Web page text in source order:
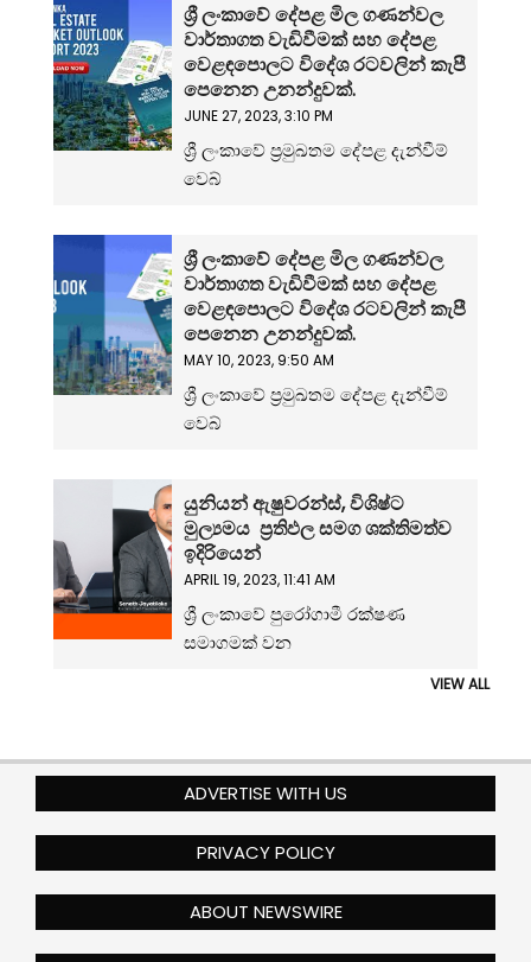
ශ්‍රී ලංකාවේ දේපළ මිල ගණන්වල
වාර්තාගත වැඩිවීමක් සහ දේපළ
වෙළඳපොලට විදේශ රටවලින් කැපී
පෙනෙන උනන්දුවක්.
JUNE 27, 2023, 3:10 PM
ශ්‍රී ලංකාවේ ප්‍රමුඛතම දේපළ දැන්වීම්
වෙබ්
ශ්‍රී ලංකාවේ දේපළ මිල ගණන්වල
වාර්තාගත වැඩිවීමක් සහ දේපළ
වෙළඳපොලට විදේශ රටවලින් කැපී
පෙනෙන උනන්දුවක්.
MAY 10, 2023, 9:50 AM
ශ්‍රී ලංකාවේ ප්‍රමුඛතම දේපළ දැන්වීම්
වෙබ්
යුනියන් ඇෂුවරන්ස්, විශිෂ්ට
මුල්‍යමය ප්‍රතිඵල සමග ශක්තිමත්ව
ඉදිරියෙන්
APRIL 19, 2023, 11:41 AM
ශ්‍රී ලංකාවේ පුරෝගාමී රක්ෂණ
සමාගමක් වන
VIEW ALL
ADVERTISE WITH US
PRIVACY POLICY
ABOUT NEWSWIRE